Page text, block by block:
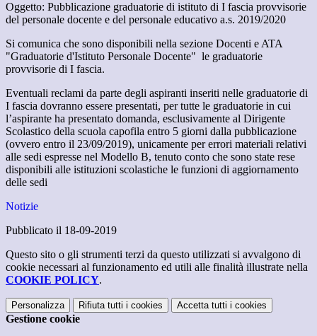
Oggetto: Pubblicazione graduatorie di istituto di I fascia provvisorie
del personale docente e del personale educativo a.s. 2019/2020
Si comunica che sono disponibili nella sezione Docenti e ATA
"Graduatorie d'Istituto Personale Docente" le graduatorie
provvisorie di I fascia.
Eventuali reclami da parte degli aspiranti inseriti nelle graduatorie di
I fascia dovranno essere presentati, per tutte le graduatorie in cui
l’aspirante ha presentato domanda, esclusivamente al Dirigente
Scolastico della scuola capofila entro 5 giorni dalla pubblicazione
(ovvero entro il 23/09/2019), unicamente per errori materiali relativi
alle sedi espresse nel Modello B, tenuto conto che sono state rese
disponibili alle istituzioni scolastiche le funzioni di aggiornamento
delle sedi
Notizie
Pubblicato il 18-09-2019
Questo sito o gli strumenti terzi da questo utilizzati si avvalgono di
cookie necessari al funzionamento ed utili alle finalità illustrate nella
COOKIE POLICY.
Personalizza Rifiuta tutti i cookies Accetta tutti i cookies
Gestione cookie